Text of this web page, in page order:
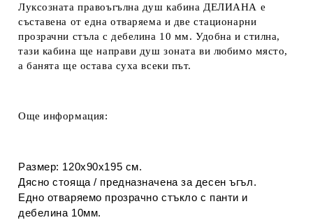
Луксозната правоъгълна душ кабина ДЕЛИАНА е
съставена отедна отваряема и две стационарни
прозрачни стъла с дебелина 10 мм. Удобна и стилна,
тази кабина ще направи душ зоната ви любимо място,
а банята ще остава суха всеки път.
Още информация:
Размер: 120х90х195 см.
Дясно стояща / предназначена за десен ъгъл.
Едно отваряемо прозрачно стъкло с панти и
дебелина 10мм.